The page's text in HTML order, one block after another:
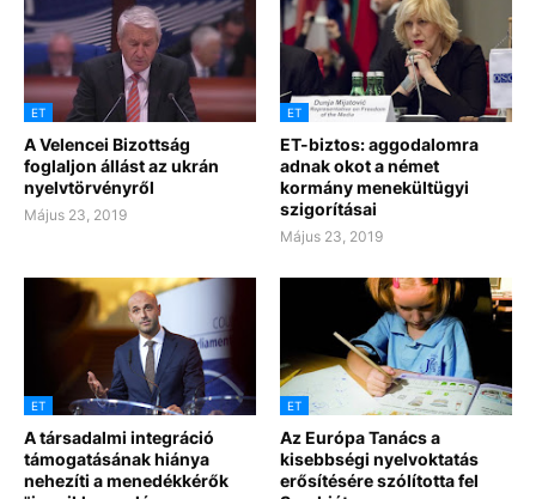
ET
A Velencei Bizottság
foglaljon állást az ukrán
nyelvtörvényről
Május 23, 2019
ET
ET-biztos: aggodalomra
adnak okot a német
kormány menekültügyi
szigorításai
Május 23, 2019
ET
A társadalmi integráció
támogatásának hiánya
nehezíti a menedékkérők
ET
Az Európa Tanács a
kisebbségi nyelvoktatás
erősítésére szólította fel